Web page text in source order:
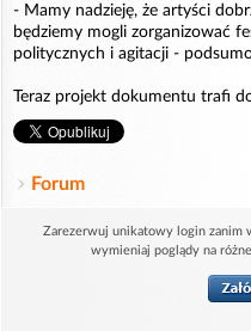
- Mamy nadzieję, że artyści
będziemy mogli zorganizować
politycznych i agitacji -
Teraz projekt dokumentu trafi
Forum
Zarezerwuj unikatowy login zanim
wymieniaj poglądy na